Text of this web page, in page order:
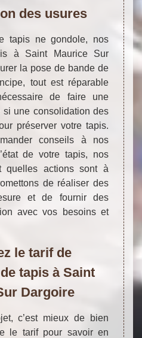
des usures
tapis ne gondole, nos
à Saint Maurice Sur
la pose de bande de
tout est réparable
de faire une
si une consolidation des
préserver votre tapis.
conseils à nos
de votre tapis, nos
quelles actions sont à
de réaliser des
et de fournir des
avec vos besoins et
le tarif de
tapis à Saint
Dargoire
c’est mieux de bien
le tarif pour savoir en